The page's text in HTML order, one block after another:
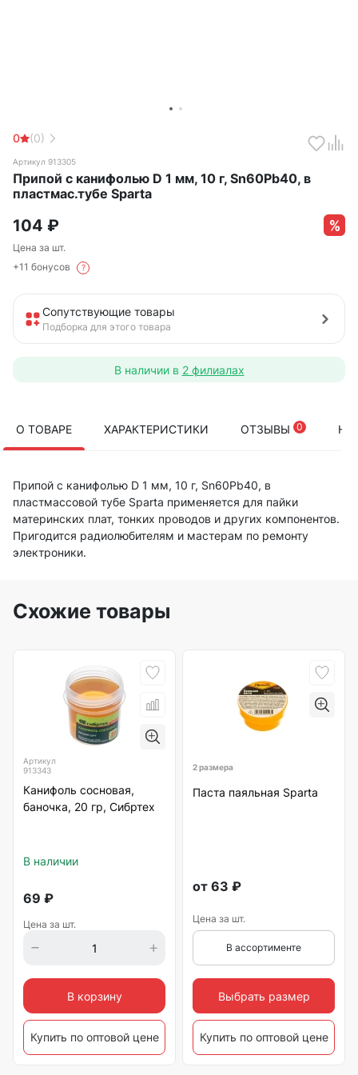
0 (0)
Артикул 913305
Припой с канифолью D 1 мм, 10 г, Sn60Pb40, в
пластмас.тубе Sparta
104 ₽
Цена за шт.
+11 бонусов
?
Сопутствующие товары
Подборка для этого товара
В наличии в 2 филиалах
О ТОВАРЕ ХАРАКТЕРИСТИКИ ОТЗЫВЫ 0
Припой с канифолью D 1 мм, 10 г, Sn60Pb40, в
пластмассовой тубе Sparta применяется для пайки
материнских плат, тонких проводов и других компонентов.
Пригодится радиолюбителям и мастерам по ремонту
электроники.
Схожие товары
Артикул
913343
Канифоль сосновая,
баночка, 20 гр, Сибртех
В наличии
69 ₽
Цена за шт.
В корзину
Купить по оптовой цене
2 размера
Паста паяльная Sparta
от 63 ₽
Цена за шт.
В ассортименте
Выбрать размер
Купить по оптовой цене